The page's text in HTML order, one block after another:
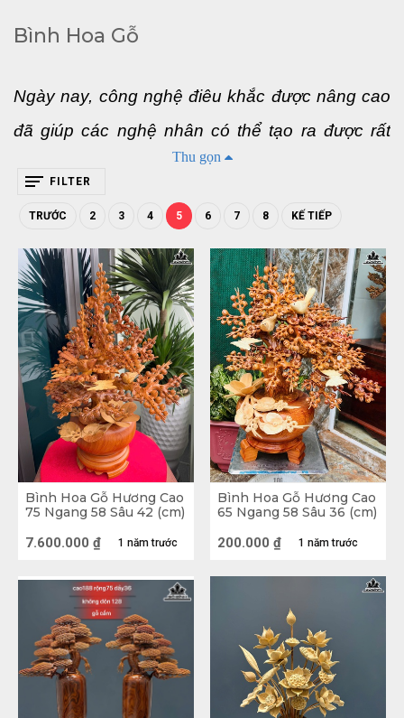
Bình Hoa Gỗ
Ngày nay, công nghệ điêu khắc được nâng cao
đã giúp các nghệ nhân có thể tạo ra được rất
nhiều sản phẩm với độ chân thật và tính thẩm
mỹ rất cao. Bình hoa gỗ là một sản phẩm khó
bởi sự phức tạp cho việc điêu khắc các bông
hoa và cân đối với bình hoa, thế nên sản phẩm
này rất được ưa chuộng bởi nó đem lại sự độc
đáo và giá trị hơn hẳn một bình hoa thông
thường. Dưới đây là những dòng sản phẩm bình
hoa gỗ tại Gỗ Đỉnh với sự đa dạng về kiểu dáng,
chất liệu lẫn ý nghĩa.
Thu gọn
FILTER
TRƯỚC 2 3 4 5 6 7 8 KẾ TIẾP
Bình Hoa Gỗ Hương Cao
75 Ngang 58 Sâu 42 (cm)
1 năm trước
7.600.000 ₫
Bình Hoa Gỗ Hương Cao
65 Ngang 58 Sâu 36 (cm)
1 năm trước
200.000 ₫